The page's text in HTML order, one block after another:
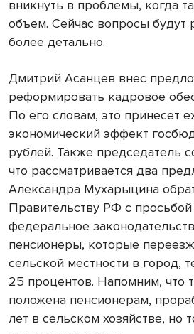
вникнуть в проблемы, когда
объем. Сейчас вопросы будут
более детально.
Дмитрий Асанцев внес
реформировать кадровое
По его словам, это принесет
экономический эффект
рублей. Также председатель
что рассматривается два
Александра Мухарыцина
Правительству РФ с
федеральное
пенсионеры, которые
сельской местности в город,
25 процентов. Напомним, что
положена пенсионерам,
лет в сельском хозяйстве, но